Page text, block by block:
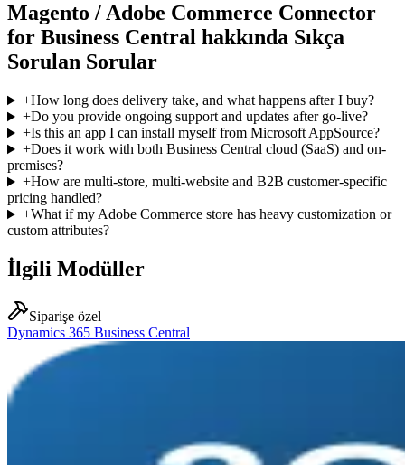
Magento / Adobe Commerce Connector
for Business Central hakkında Sıkça
Sorulan Sorular
+How long does delivery take, and what happens after I buy?
+Do you provide ongoing support and updates after go-live?
+Is this an app I can install myself from Microsoft AppSource?
+Does it work with both Business Central cloud (SaaS) and on-
premises?
+How are multi-store, multi-website and B2B customer-specific
pricing handled?
+What if my Adobe Commerce store has heavy customization or
custom attributes?
İlgili Modüller
Siparişe özel
Dynamics 365 Business Central